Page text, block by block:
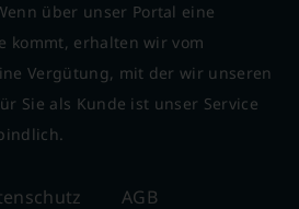
über unser Portal eine
kommt, erhalten wir vom
Vergütung, mit der wir unseren
Sie als Kunde ist unser Service
AGB